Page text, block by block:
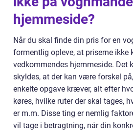
hjemmeside?
Når du skal finde din pris for en
formentlig opleve, at priserne ikke
vedkommendes hjemmeside. Det
skyldes, at der kan være forskel
enkelte opgave kræver, alt efter
køres, hvilke ruter der skal tages,
er m.m. Disse ting er nemlig
vil tage i betragtning, når din